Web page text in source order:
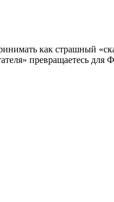
как страшный
превращаетесь